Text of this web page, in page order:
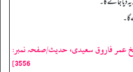
عمر فاروق سعیدی، حدیث/صفحہ نمبر:
3556]